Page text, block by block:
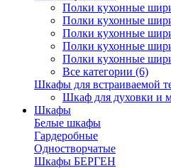
Полки кухонные
Полки кухонные
Полки кухонные
Полки кухонные
Полки кухонные
Все категории (6)
Шкафы для встраиваемой
Шкаф для духовки и
Шкафы
Белые шкафы
Гардеробные
Одностворчатые
Шкафы БЕРГЕН